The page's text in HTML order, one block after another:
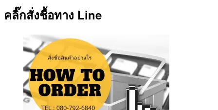
คลิ๊กสั่งชื้อทาง Line